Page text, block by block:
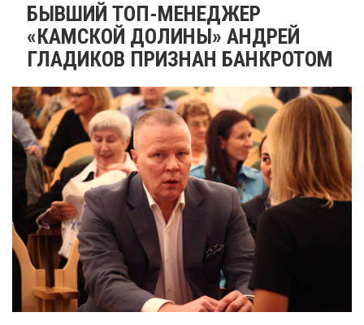
БЫВШИЙ ТОП-МЕНЕДЖЕР
«КАМСКОЙ ДОЛИНЫ» АНДРЕЙ
ГЛАДИКОВ ПРИЗНАН БАНКРОТОМ